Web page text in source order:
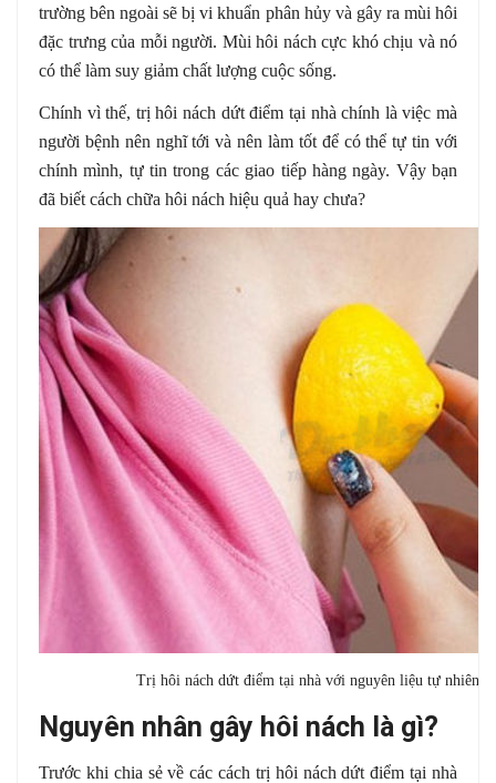
trường bên ngoài sẽ bị vi khuẩn phân hủy và gây ra mùi hôi
đặc trưng của mỗi người. Mùi hôi nách cực khó chịu và nó
có thể làm suy giảm chất lượng cuộc sống.
Chính vì thế, trị hôi nách dứt điểm tại nhà chính là việc mà
người bệnh nên nghĩ tới và nên làm tốt để có thể tự tin với
chính mình, tự tin trong các giao tiếp hàng ngày. Vậy bạn
đã biết cách chữa hôi nách hiệu quả hay chưa?
Trị hôi nách dứt điểm tại nhà với nguyên liệu tự nhiên
Nguyên nhân gây hôi nách là gì?
Trước khi chia sẻ về các cách trị hôi nách dứt điểm tại nhà